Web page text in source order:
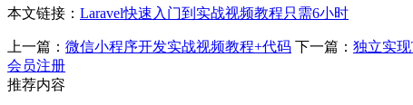
本文链接： Laravel快速入门到实战视频教程只需6小时
上一篇： 微信小程序开发实战视频教程+代码 下一篇： 独立实
会员注册
推荐内容